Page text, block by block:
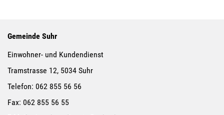
Gemeinde Suhr
Einwohner- und Kundendienst
Tramstrasse 12, 5034 Suhr
Telefon: 062 855 56 56
Fax: 062 855 56 55